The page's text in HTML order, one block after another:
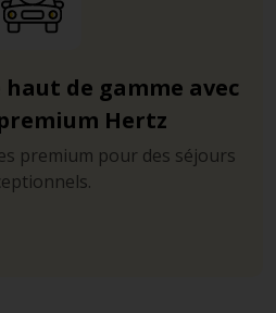
de gamme avec
Hertz
premium pour des séjours